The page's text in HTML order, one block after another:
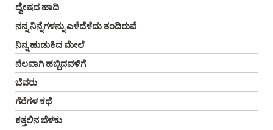
ದ್ವೇಷದ ಹಾದಿ
ನನ್ನ ನಿನ್ನೆಗಳನ್ನು ಎಳೆದೆಳೆದು ತಂದಿರುವೆ
ನಿನ್ನ ಹುಡುಕಿದ ಮೇಲೆ
ನೆಲವಾಗಿ ಹಬ್ಬಿದವಳಿಗೆ
ಬೆವರು
ಗೆರೆಗಳ ಕಥೆ
ಕತ್ತಲಿನ ಬೆಳಕು